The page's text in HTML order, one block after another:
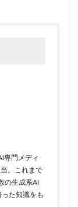
専門メディ
。これまで
の生成系AI
た知識をも